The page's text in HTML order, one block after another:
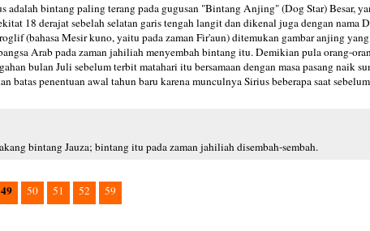
adalah bintang paling terang pada gugusan "Bintang Anjing" (Dog Star) Besar,
18 derajat sebelah selatan garis tengah langit dan dikenal juga dengan nama
(bahasa Mesir kuno, yaitu pada zaman Fir'aun) ditemukan gambar anjing
Arab pada zaman jahiliah menyembah bintang itu. Demikian pula orang-
bulan Juli sebelum terbit matahari itu bersamaan dengan masa pasang naik
penentuan awal tahun baru karena munculnya Sirius beberapa saat
bintang Jauza; bintang itu pada zaman jahiliah disembah-sembah.
49 50 51 52 59